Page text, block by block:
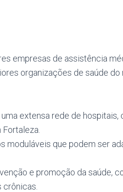
empresas de assistência
organizações de saúde do
extensa rede de hospitais,
moduláveis que podem ser
e promoção da saúde,